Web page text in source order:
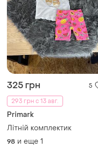
325 грн
5
293 грн с 13 авг.
Primark
Літній комплектик
98 и еще 1